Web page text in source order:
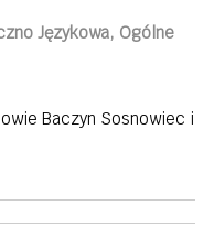
Językowa, Ogólne
Baczyn Sosnowiec i